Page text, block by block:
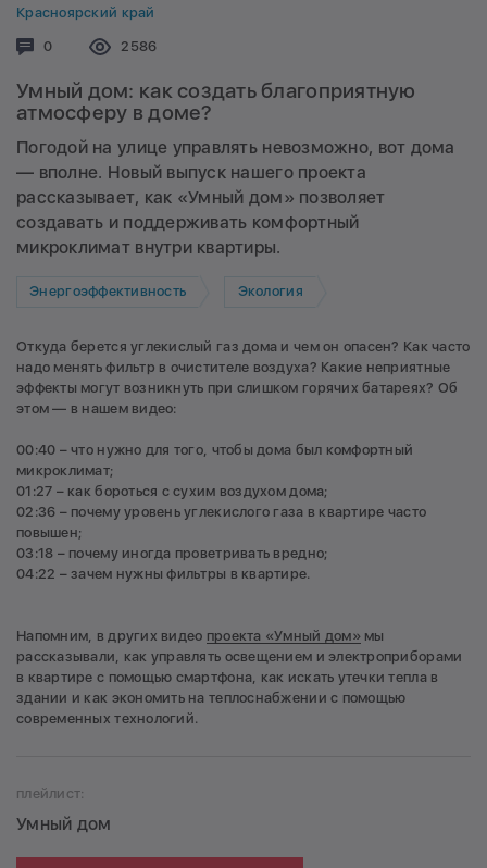
Красноярский край
Комментариев:
0 Просмотров:
2586
Умный дом: как создать благоприятную
атмосферу в доме?
Погодой на улице управлять невозможно, вот дома
— вполне. Новый выпуск нашего проекта
рассказывает, как «Умный дом» позволяет
создавать и поддерживать комфортный
микроклимат внутри квартиры.
Энергоэффективность Экология
Откуда берется углекислый газ дома и чем он опасен? Как часто
надо менять фильтр в очистителе воздуха? Какие неприятные
эффекты могут возникнуть при слишком горячих батареях? Об
этом — в нашем видео:
00:40 – что нужно для того, чтобы дома был комфортный
микроклимат;
01:27 – как бороться с сухим воздухом дома;
02:36 – почему уровень углекислого газа в квартире часто
повышен;
03:18 – почему иногда проветривать вредно;
04:22 – зачем нужны фильтры в квартире.
Напомним, в других видео проекта «Умный дом»мы
рассказывали, как управлять освещением и электроприборами
в квартире с помощью смартфона, как искать утечки тепла в
здании и как экономить на теплоснабжении с помощью
современных технологий.
плейлист:
Умный дом